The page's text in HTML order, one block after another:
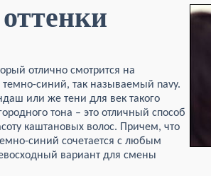
отлично смотрится на
темно-синий, так называемый navy.
или же тени для век такого
тона – это отличный способ
каштановых волос. Причем, что
синий сочетается с любым
вариант для смены